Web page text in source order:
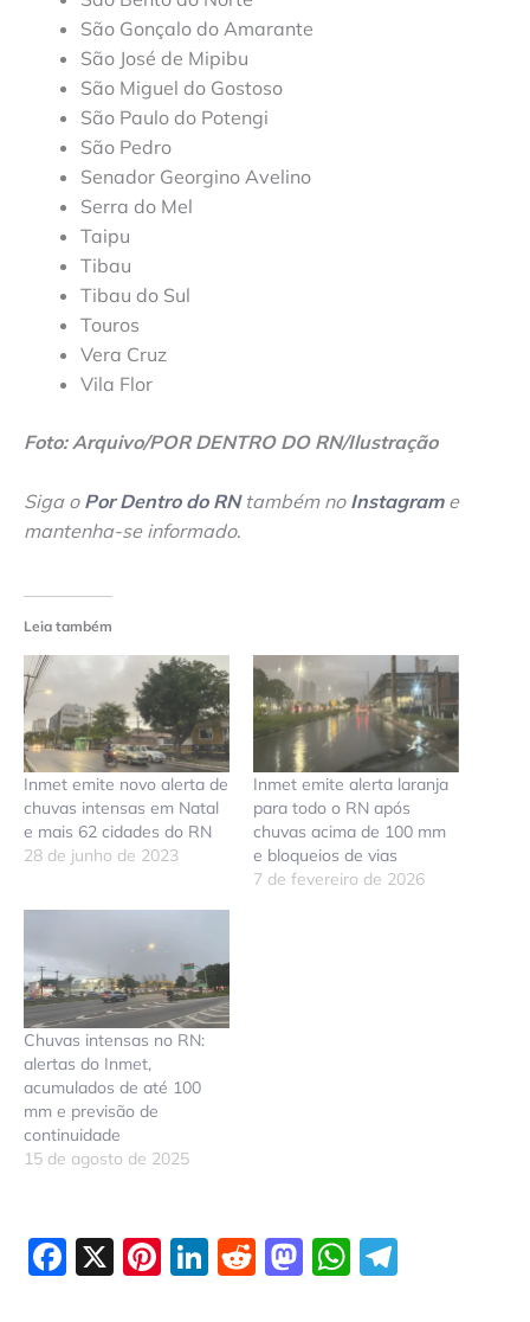
São Gonçalo do Amarante
São José de Mipibu
São Miguel do Gostoso
São Paulo do Potengi
São Pedro
Senador Georgino Avelino
Serra do Mel
Taipu
Tibau
Tibau do Sul
Touros
Vera Cruz
Vila Flor
Foto: Arquivo/POR DENTRO DO RN/Ilustração
Siga o Por Dentro do RNtambém no Instagrame
mantenha-se informado.
Leia também
Inmet emite novo alerta de
chuvas intensas em Natal
e mais 62 cidades do RN
28 de junho de 2023
Inmet emite alerta laranja
para todo o RN após
chuvas acima de 100 mm
e bloqueios de vias
7 de fevereiro de 2026
Chuvas intensas no RN:
alertas do Inmet,
acumulados de até 100
mm e previsão de
continuidade
15 de agosto de 2025
Facebook
X Pinterest
LinkedIn
Reddit
Mastodon